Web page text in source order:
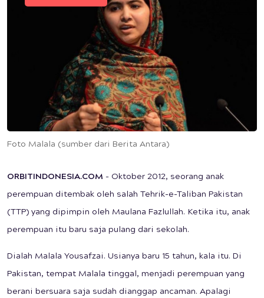
Foto Malala (sumber dari Berita Antara)
ORBITINDONESIA.COM - Oktober 2012, seorang anak
perempuan ditembak oleh salah Tehrik-e-Taliban Pakistan
(TTP) yang dipimpin oleh Maulana Fazlullah. Ketika itu, anak
perempuan itu baru saja pulang dari sekolah.
Dialah Malala Yousafzai. Usianya baru 15 tahun, kala itu. Di
Pakistan, tempat Malala tinggal, menjadi perempuan yang
berani bersuara saja sudah dianggap ancaman. Apalagi